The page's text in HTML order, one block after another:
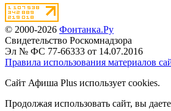
© 2000-2026 Фонтанка.Ру
Свидетельство Роскомнадзора
Эл № ФС 77-66333 от 14.07.2016
Правила использования материалов
Сайт Афиша Plus использует cookies.
Продолжая использовать сайт, вы